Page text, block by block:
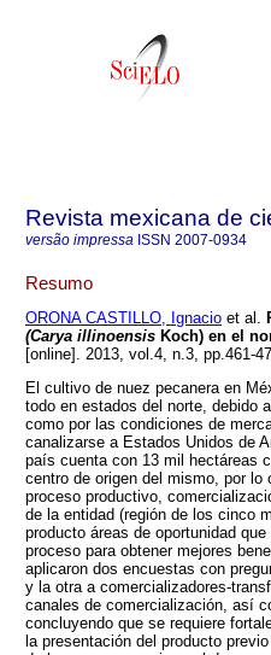
Revista mexicana de
versão impressa ISSN 2007-0934
Resumo
ORONA CASTILLO, Ignacio et al.
(Carya illinoensis Koch) en el
[online]. 2013, vol.4, n.3, pp.461-
El cultivo de nuez pecanera en
todo en estados del norte, debido
como por las condiciones de
canalizarse a Estados Unidos de
país cuenta con 13 mil hectáreas
centro de origen del mismo, por lo
proceso productivo,
de la entidad (región de los cinco
producto áreas de oportunidad
proceso para obtener mejores
aplicaron dos encuestas con
y la otra a comercializadores-
canales de comercialización, así
concluyendo que se requiere
la presentación del producto